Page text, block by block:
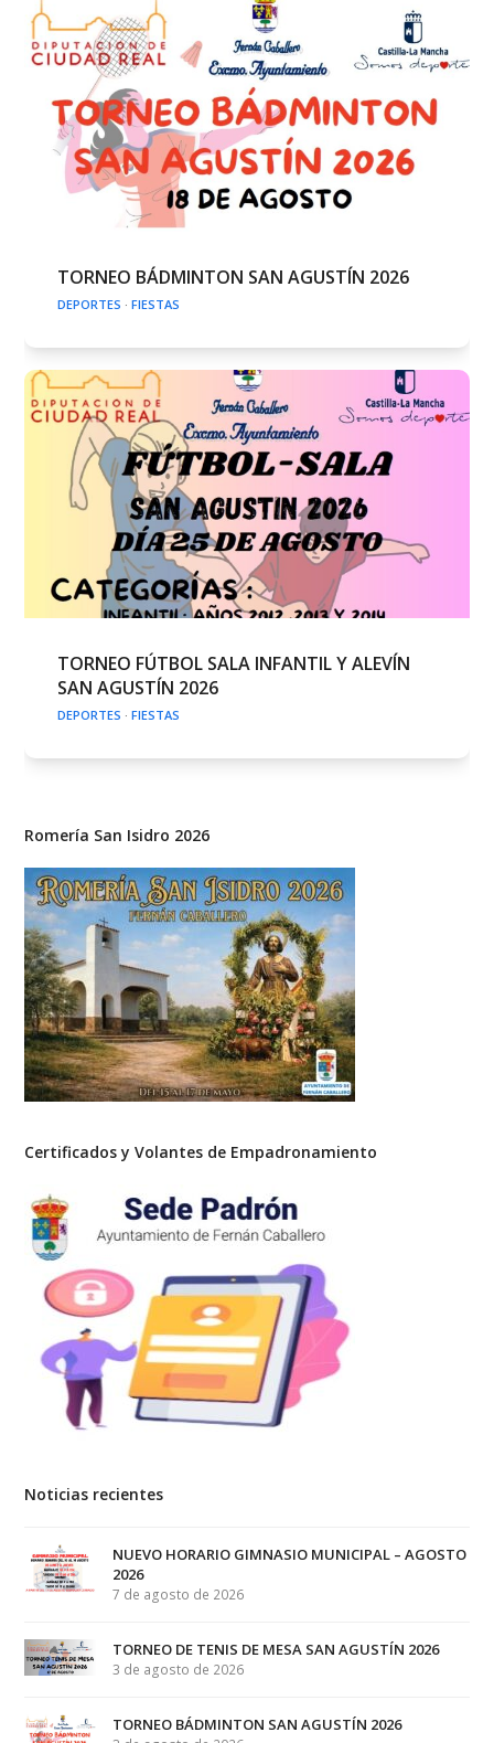
TORNEO BÁDMINTON SAN AGUSTÍN 2026
DEPORTES ·FIESTAS
TORNEO FÚTBOL SALA INFANTIL Y ALEVÍN
SAN AGUSTÍN 2026
DEPORTES ·FIESTAS
Romería San Isidro 2026
Certificados y Volantes de Empadronamiento
Noticias recientes
NUEVO HORARIO GIMNASIO MUNICIPAL – AGOSTO
2026
7 de agosto de 2026
TORNEO DE TENIS DE MESA SAN AGUSTÍN 2026
3 de agosto de 2026
TORNEO BÁDMINTON SAN AGUSTÍN 2026